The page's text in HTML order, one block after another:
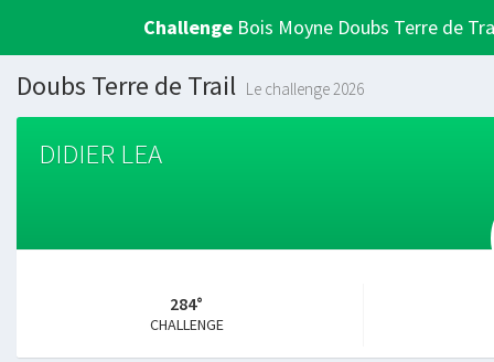
Challenge Bois Moyne Doubs Terre de
Doubs Terre de Trail Le challenge 2026
DIDIER LEA
284°
CHALLENGE